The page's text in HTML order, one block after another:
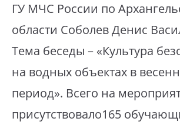
ГУ МЧС России по
области Соболев Денис
Тема беседы – «Культура
на водных объектах в
период». Всего на
присутствовало165